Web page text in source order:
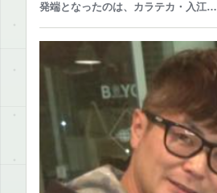
発端となったのは、カラテカ・入江…